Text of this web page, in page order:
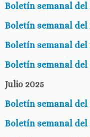
Boletín semanal del
Boletín semanal del
Boletín semanal del
Boletín semanal del
Julio 2025
Boletín semanal del
Boletín semanal del